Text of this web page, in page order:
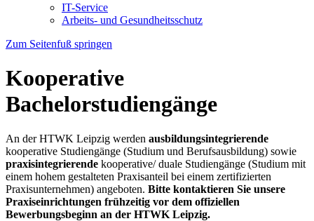
IT-Service
Arbeits- und Gesundheitsschutz
Zum Seitenfuß springen
Kooperative
Bachelorstudiengänge
An der HTWK Leipzig werden ausbildungsintegrierende
kooperative Studiengänge (Studium und Berufsausbildung) sowie
praxisintegrierende kooperative/ duale Studiengänge (Studium mit
einem hohem gestalteten Praxisanteil bei einem zertifizierten
Praxisunternehmen) angeboten. Bitte kontaktieren Sie unsere
Praxiseinrichtungen frühzeitig vor dem offiziellen
Bewerbungsbeginn an der HTWK Leipzig.